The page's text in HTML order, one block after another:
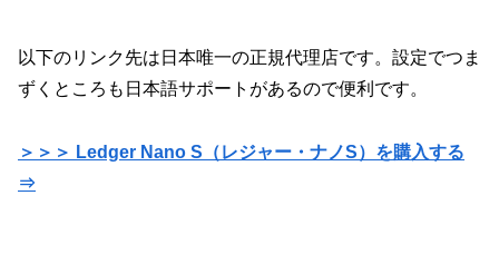
以下のリンク先は日本唯一の正規代理店です。 設定でつま
ずくところも日本語サポートがあるので便利です。
＞＞＞ Ledger Nano S（レジャー・ナノS）を購入する
⇒